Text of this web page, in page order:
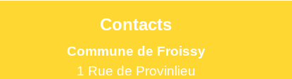
Contacts
Commune de Froissy
1 Rue de Provinlieu